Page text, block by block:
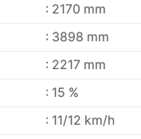
: 2170 mm
: 3898 mm
: 2217 mm
: 15 %
: 11/12 km/h